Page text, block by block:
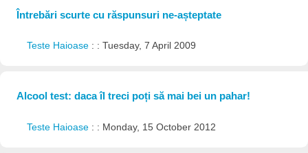
Întrebări scurte cu răspunsuri ne-așteptate
Teste Haioase : : Tuesday, 7 April 2009
Alcool test: daca îl treci poți să mai bei un pahar!
Teste Haioase : : Monday, 15 October 2012